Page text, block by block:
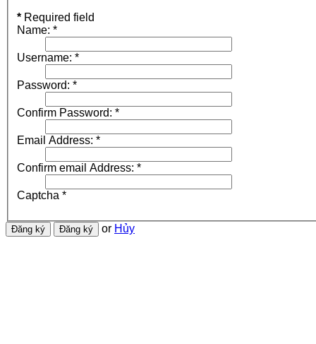
* Required field
Name: *
Username: *
Password: *
Confirm Password: *
Email Address: *
Confirm email Address: *
Captcha *
or Hủy